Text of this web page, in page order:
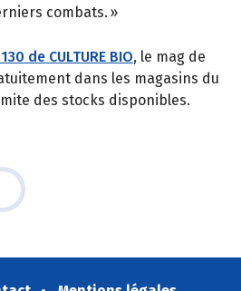
combats. »
de CULTURE BIO, le mag de
dans les magasins du
des stocks disponibles.